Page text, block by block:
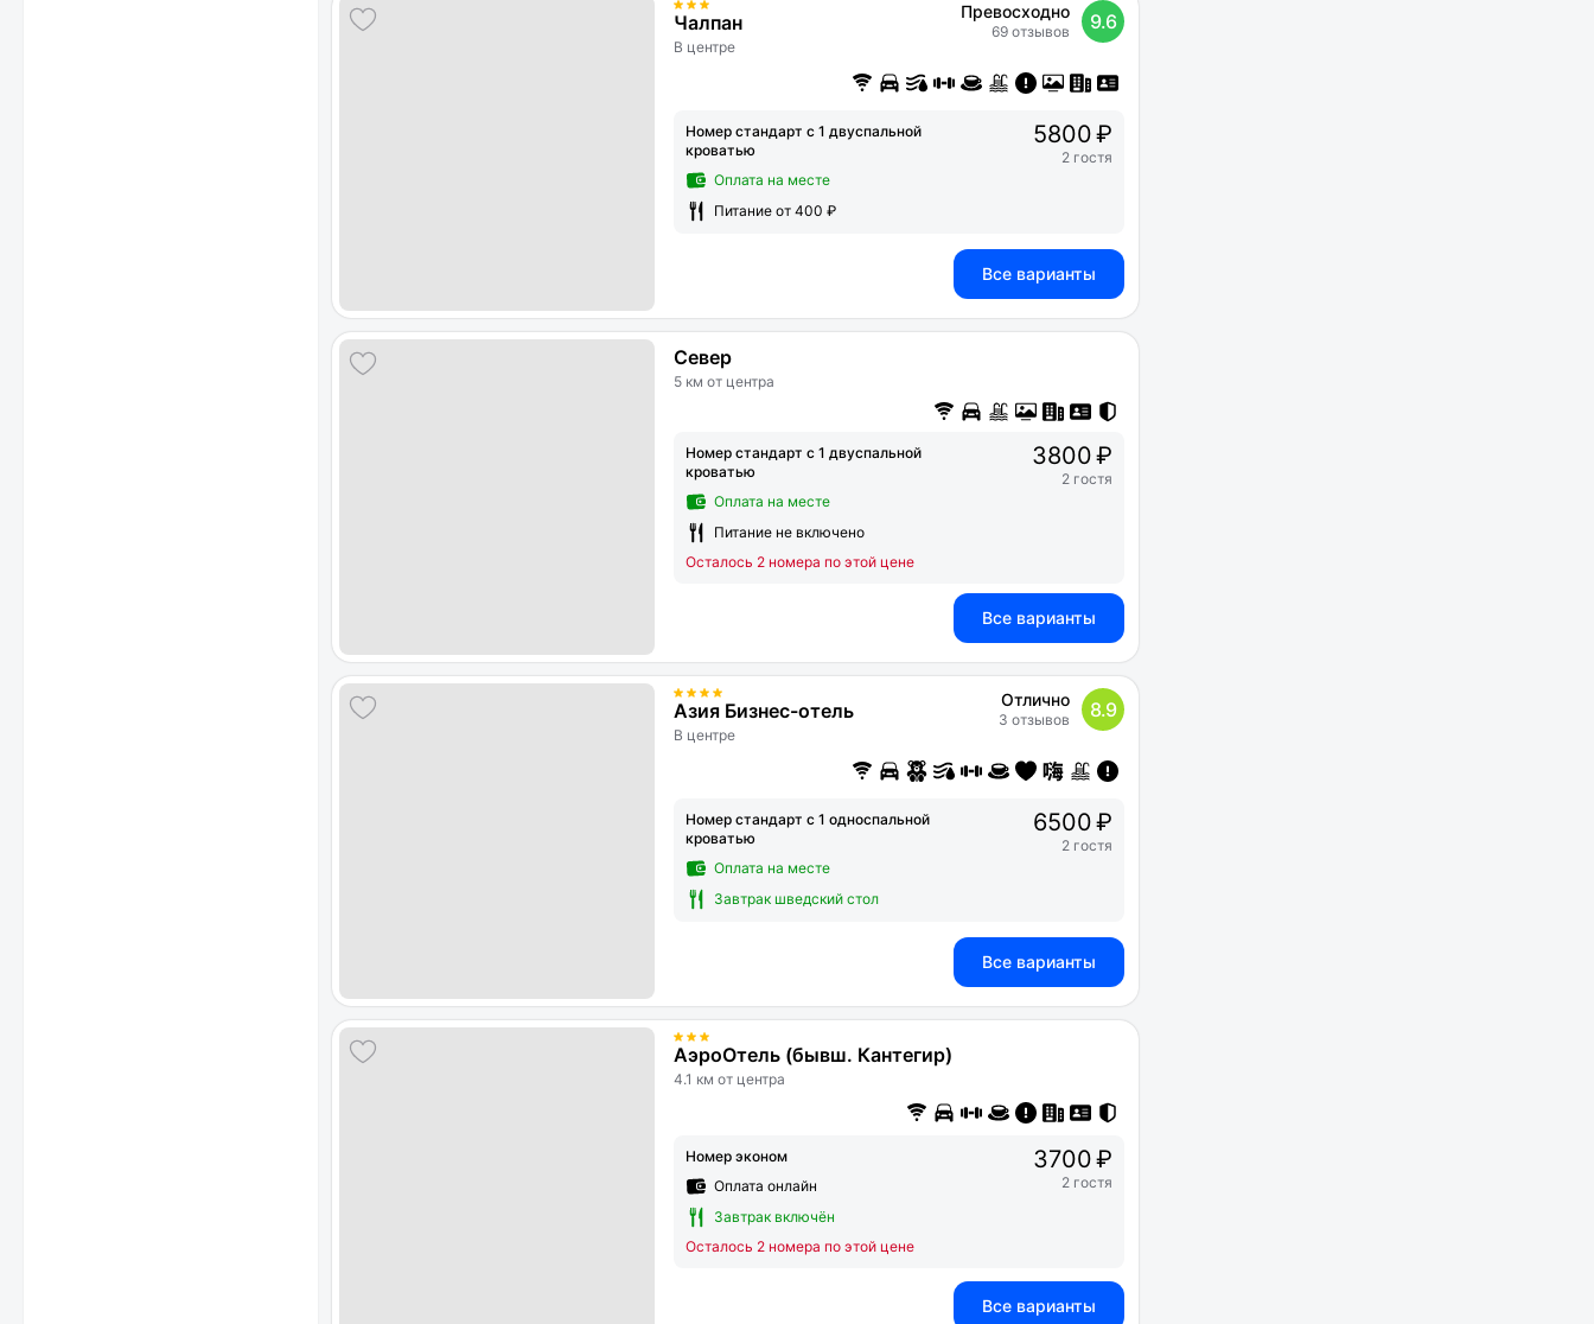
Чалпан
В центре
Превосходно
69 отзывов 9.6
Номер стандарт с 1 двуспальной
кроватью
Оплата на месте
Питание от 400 ₽
5800 ₽
2 гостя
Все варианты
Север
5 км от центра
Номер стандарт с 1 двуспальной
кроватью
Оплата на месте
Питание не включено
Осталось 2 номера по этой цене
3800 ₽
2 гостя
Все варианты
Азия Бизнес-отель
В центре
Отлично
3 отзывов 8.9
Номер стандарт с 1 односпальной
кроватью
Оплата на месте
Завтрак шведский стол
6500 ₽
2 гостя
Все варианты
АэроОтель (бывш. Кантегир)
4.1 км от центра
Номер эконом
Оплата онлайн
Завтрак включён
Осталось 2 номера по этой цене
3700 ₽
2 гостя
Все варианты